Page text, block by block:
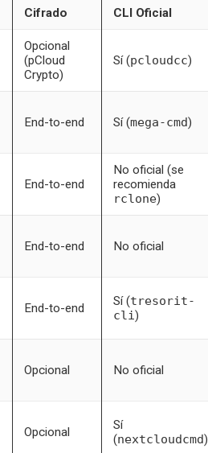
Cifrado CLI Oficial
Opcional
(pCloud
Crypto)
Sí (pcloudcc)
End-to-end Sí (mega-cmd)
End-to-end
No oficial (se
recomienda
rclone)
End-to-end No oficial
End-to-end Sí (tresorit-
cli)
Opcional No oficial
Opcional
Sí
(nextcloudcmd)